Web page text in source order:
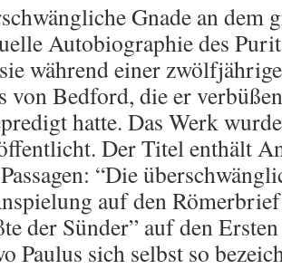
Gnade an dem
Autobiographie des
während einer
von Bedford, die er
hatte. Das Werk
Der Titel enthält
“Die
auf den
der Sünder” auf den
Paulus sich selbst so